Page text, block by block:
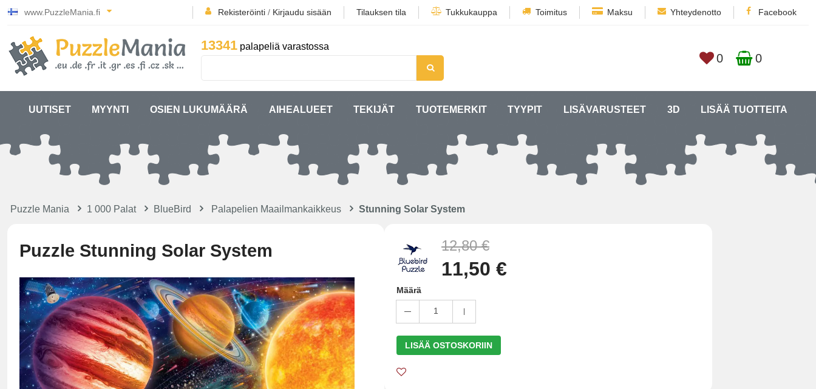
www.PuzzleMania.fi Rekisteröinti / Kirjaudu sisään Tilauksen tila Tukkukauppa Toimitus Maksu Yhteydenotto Facebook
13341 palapeliä varastossa
0 0
UUTISET MYYNTI OSIEN LUKUMÄÄRÄ AIHEALUEET TEKIJÄT TUOTEMERKIT TYYPIT LISÄVARUSTEET 3D LISÄÄ TUOTTEITA
Puzzle Mania 1 000 Palat BlueBird Palapelien Maailmankaikkeus Stunning Solar System
Puzzle Stunning Solar System 12,80 €
11,50 €
Määrä
1
LISÄÄ OSTOSKORIIN